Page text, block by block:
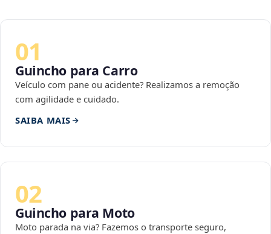
01
Guincho para Carro
Veículo com pane ou acidente? Realizamos a remoção
com agilidade e cuidado.
SAIBA MAIS
02
Guincho para Moto
Moto parada na via? Fazemos o transporte seguro,